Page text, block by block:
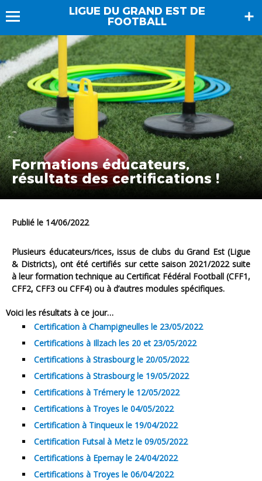
LIGUE DU GRAND EST DE
FOOTBALL
Formations éducateurs,
résultats des certifications !
Publié le 14/06/2022
Plusieurs éducateurs/rices, issus de clubs du Grand Est (Ligue
& Districts), ont été certifiés sur cette saison 2021/2022 suite
à leur formation technique au Certificat Fédéral Football (CFF1,
CFF2, CFF3 ou CFF4) ou à d’autres modules spécifiques.
Voici les résultats à ce jour…
Certification à Champigneulles le 23/05/2022
Certifications à Illzach les 20 et 23/05/2022
Certifications à Strasbourg le 20/05/2022
Certifications à Strasbourg le 19/05/2022
Certifications à Trémery le 12/05/2022
Certifications à Troyes le 04/05/2022
Certification à Tinqueux le 19/04/2022
Certification Futsal à Metz le 09/05/2022
Certifications à Epernay le 24/04/2022
Certifications à Troyes le 06/04/2022